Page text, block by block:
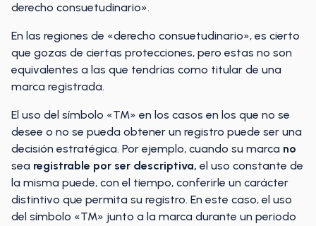
derecho consuetudinario».
En las regiones de «derecho consuetudinario», es cierto
que gozas de ciertas protecciones, pero estas no son
equivalentes a las que tendrías como titular de una
marca registrada.
El uso del símbolo «TM» en los casos en los que no se
desee o no se pueda obtener un registro puede ser una
decisión estratégica. Por ejemplo, cuando su marca no
sea registrable por ser descriptiva, el uso constante de
la misma puede, con el tiempo, conferirle un carácter
distintivo que permita su registro. En este caso, el uso
del símbolo «TM» junto a la marca durante un periodo